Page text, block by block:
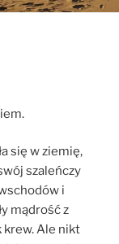
się w ziemię,
szaleńczy
i
mądrość z
krew. Ale nikt